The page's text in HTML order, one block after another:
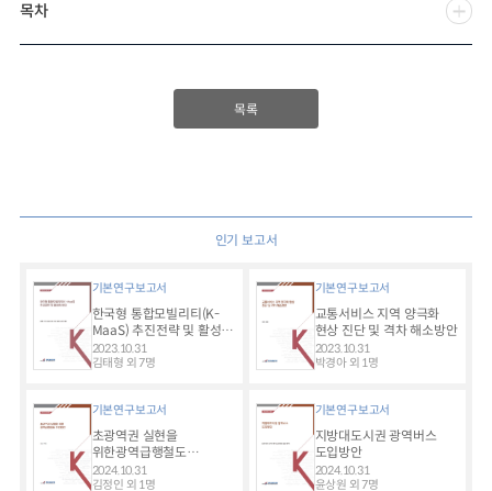
목차
목록
인기 보고서
기본연구보고서
한국형 통합모빌리티(K-
MaaS) 추진전략 및 활성화
방안
2023.10.31
김태형 외 7명
기본연구보고서
교통서비스 지역 양극화
현상 진단 및 격차 해소방안
2023.10.31
박경아 외 1명
기본연구보고서
초광역권 실현을
위한광역급행철도
추진방안
2024.10.31
김정인 외 1명
기본연구보고서
지방대도시권 광역버스
도입방안
2024.10.31
윤상원 외 7명